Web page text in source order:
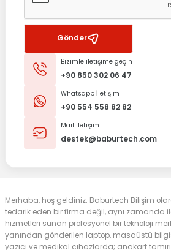
Gönder
Bizimle iletişime geçin
+90 850 302 06 47
Whatsapp İletişim
+90 554 558 82 82
Mail iletişim
destek@baburtech.com
Merhaba, hoş geldiniz. Baburtech Bilişim
tedarik eden bir firma değil, aynı zamanda
hizmetleri sunan profesyonel bir teknoloji
yanından gönderilen laptop, masaüstü
yazıcı ve medikal cihazlarda; anakart